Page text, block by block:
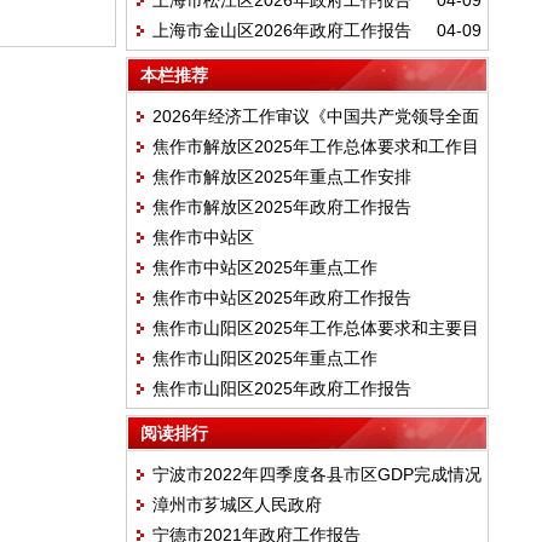
04-09
上海市金山区2026年政府工作报告
本栏推荐
2026年经济工作审议《中国共产党领导全面
依法治国工作条例》
焦作市解放区2025年工作总体要求和工作目
标
焦作市解放区2025年重点工作安排
焦作市解放区2025年政府工作报告
焦作市中站区
焦作市中站区2025年重点工作
焦作市中站区2025年政府工作报告
焦作市山阳区2025年工作总体要求和主要目
标
焦作市山阳区2025年重点工作
焦作市山阳区2025年政府工作报告
阅读排行
宁波市2022年四季度各县市区GDP完成情况
漳州市芗城区人民政府
宁德市2021年政府工作报告